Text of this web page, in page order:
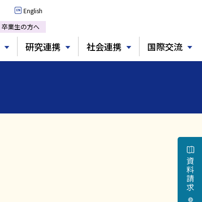
English
卒業生の方へ
研究連携 社会連携 国際交流